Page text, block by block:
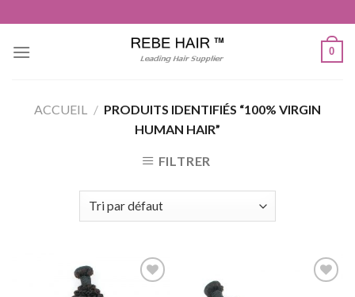
au
contenu
0
ACCUEIL / PRODUITS IDENTIFIÉS “100% VIRGIN
HUMAN HAIR”
FILTRER